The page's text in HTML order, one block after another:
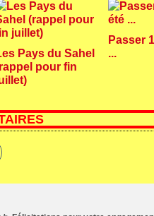
Pays du Sahel
pour fin
Passer
...